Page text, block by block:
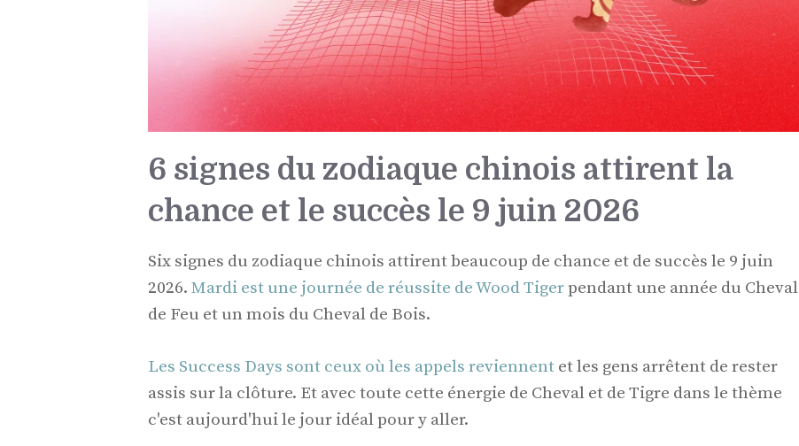
6 signes du zodiaque chinois attirent la
chance et le succès le 9 juin 2026
Six signes du zodiaque chinois attirent beaucoup de chance et de succès le 9 juin
2026. Mardi est une journée de réussite de Wood Tigerpendant une année du Cheval
de Feu et un mois du Cheval de Bois.
Les Success Days sont ceux où les appels reviennent et les gens arrêtent de rester
assis sur la clôture. Et avec toute cette énergie de Cheval et de Tigre dans le thème
c'est aujourd'hui le jour idéal pour y aller.